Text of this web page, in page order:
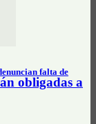
falta de
obligadas a